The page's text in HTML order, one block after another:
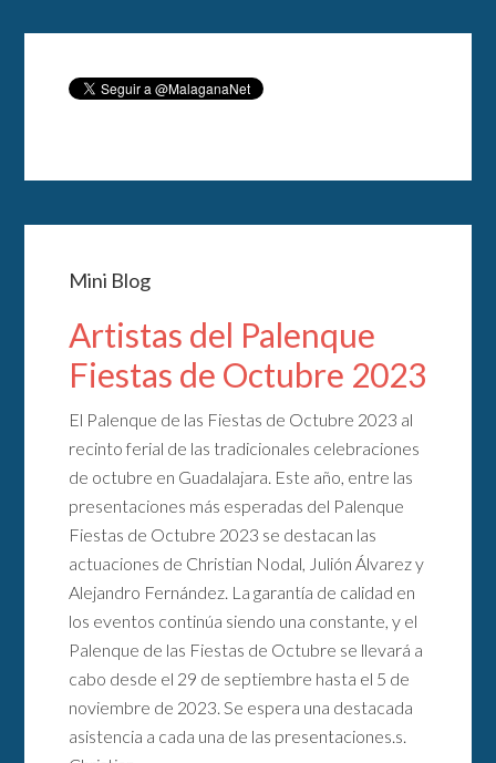
Mini Blog
Artistas del Palenque
Fiestas de Octubre 2023
El Palenque de las Fiestas de Octubre 2023 al
recinto ferial de las tradicionales celebraciones
de octubre en Guadalajara. Este año, entre las
presentaciones más esperadas del Palenque
Fiestas de Octubre 2023 se destacan las
actuaciones de Christian Nodal, Julión Álvarez y
Alejandro Fernández. La garantía de calidad en
los eventos continúa siendo una constante, y el
Palenque de las Fiestas de Octubre se llevará a
cabo desde el 29 de septiembre hasta el 5 de
noviembre de 2023. Se espera una destacada
asistencia a cada una de las presentaciones.s.